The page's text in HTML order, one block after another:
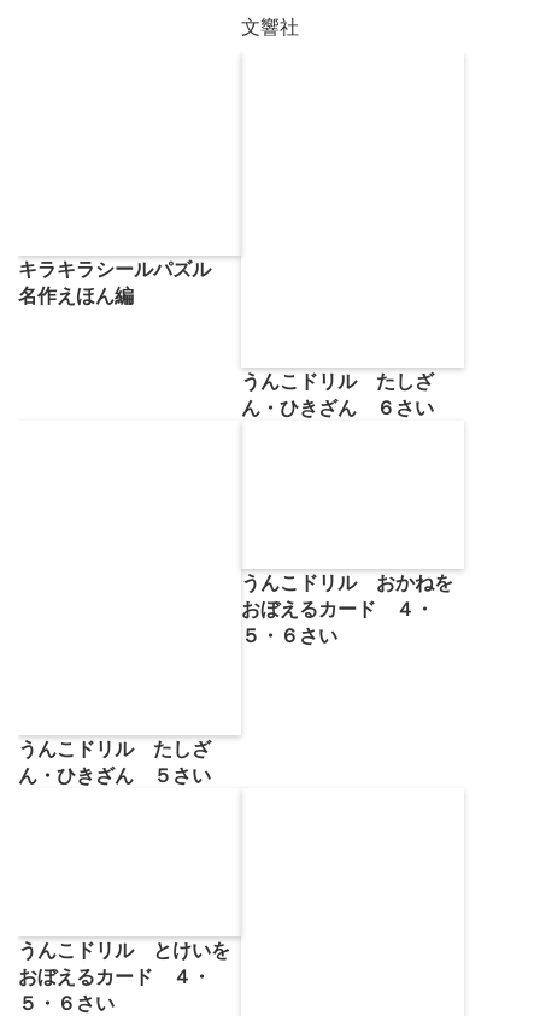
文響社
キラキラシールパズル
名作えほん編
うんこドリル たしざ
ん・ひきざん ６さい
うんこドリル たしざ
ん・ひきざん ５さい
うんこドリル おかねを
おぼえるカード ４・
５・６さい
うんこドリル とけいを
おぼえるカード ４・
５・６さい